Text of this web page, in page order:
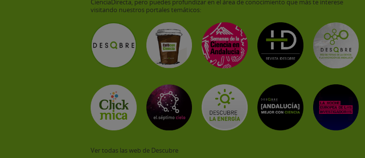
CienciaDirecta, pero puedes profundizar en el área de conocimiento que más te interese
visitando nuestros portales temáticos:
Ver todas las web de Descubre